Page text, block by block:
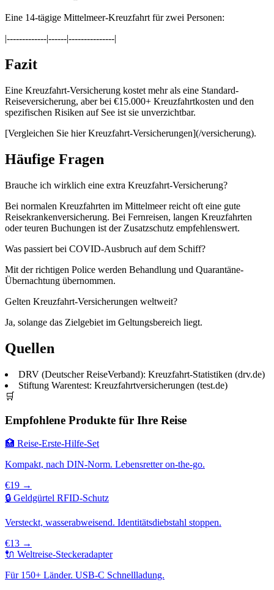
Eine 14-tägige Mittelmeer-Kreuzfahrt für zwei Personen:
|-------------|------|---------------|
Fazit
Eine Kreuzfahrt-Versicherung kostet mehr als eine Standard-
Reiseversicherung, aber bei €15.000+ Kreuzfahrtkosten und den
spezifischen Risiken auf See ist sie unverzichtbar.
[Vergleichen Sie hier Kreuzfahrt-Versicherungen](/versicherung).
Häufige Fragen
Brauche ich wirklich eine extra Kreuzfahrt-Versicherung?
Bei normalen Kreuzfahrten im Mittelmeer reicht oft eine gute
Reisekrankenversicherung. Bei Fernreisen, langen Kreuzfahrten
oder teuren Buchungen ist der Zusatzschutz empfehlenswert.
Was passiert bei COVID-Ausbruch auf dem Schiff?
Mit der richtigen Police werden Behandlung und Quarantäne-
Übernachtung übernommen.
Gelten Kreuzfahrt-Versicherungen weltweit?
Ja, solange das Zielgebiet im Geltungsbereich liegt.
Quellen
DRV (Deutscher ReiseVerband): Kreuzfahrt-Statistiken (drv.de)
Stiftung Warentest: Kreuzfahrtversicherungen (test.de)
🛒
Empfohlene Produkte für Ihre Reise
🏥 Reise-Erste-Hilfe-Set
Kompakt, nach DIN-Norm. Lebensretter on-the-go.
€19 →
🔒 Geldgürtel RFID-Schutz
Versteckt, wasserabweisend. Identitätsdiebstahl stoppen.
€13 →
🔌 Weltreise-Steckeradapter
Für 150+ Länder. USB-C Schnellladung.